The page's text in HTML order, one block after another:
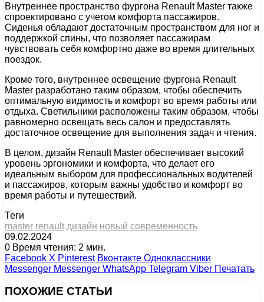
Внутреннее пространство фургона Renault Master также
спроектировано с учетом комфорта пассажиров.
Сиденья обладают достаточным пространством для ног и
поддержкой спины, что позволяет пассажирам
чувствовать себя комфортно даже во время длительных
поездок.
Кроме того, внутреннее освещение фургона Renault
Master разработано таким образом, чтобы обеспечить
оптимальную видимость и комфорт во время работы или
отдыха. Светильники расположены таким образом, чтобы
равномерно освещать весь салон и предоставлять
достаточное освещение для выполнения задач и чтения.
В целом, дизайн Renault Master обеспечивает высокий
уровень эргономики и комфорта, что делает его
идеальным выбором для профессиональных водителей
и пассажиров, которым важны удобство и комфорт во
время работы и путешествий.
Теги
master renault дизайн новый современность
09.02.2024
0 Время чтения: 2 мин.
Facebook X Pinterest Вконтакте Одноклассники
Messenger Messenger WhatsApp Telegram Viber Печатать
ПОХОЖИЕ СТАТЬИ